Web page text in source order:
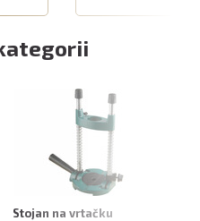
Stojan na vrtačku